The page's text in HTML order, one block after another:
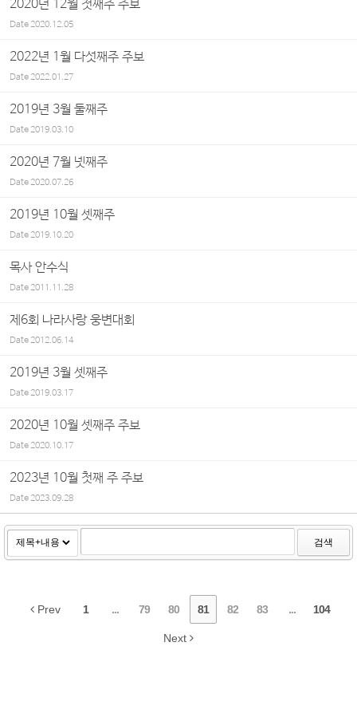
2020년 12월 첫째주 주보
Date2020.12.05
2022년 1월 다섯째주 주보
Date2022.01.27
2019년 3월 둘째주
Date2019.03.10
2020년 7월 넷째주
Date2020.07.26
2019년 10월 셋째주
Date2019.10.20
목사 안수식
Date2011.11.28
제6회 나라사랑 웅변대회
Date2012.06.14
2019년 3월 셋째주
Date2019.03.17
2020년 10월 셋째주 주보
Date2020.10.17
2023년 10월 첫째 주 주보
Date2023.09.28
검색
Prev 1 ... 79 80 81 82 83 ... 104
Next